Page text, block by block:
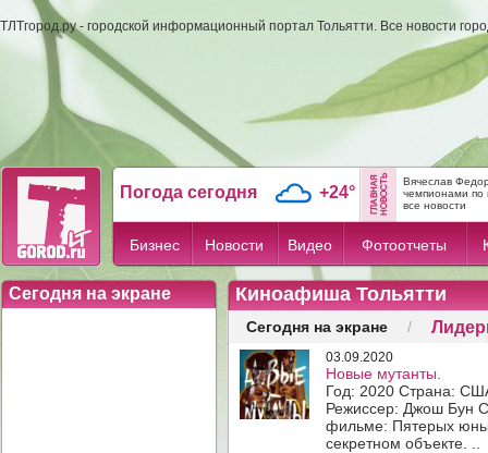
ТЛТгород.ру - городской информационный портал Тольятти. Все новости
Погода сегодня +24°
Вячеслав
чемпионами по
все новости
Бизнес Новости Видео Фотоотчеты
Сегодня на экране Киноафиша Тольятти
Сегодня на экране /
03.09.2020
Новые мутанты.
Год: 2020 Страна:
Режиссер: Джош Бун
фильме: Пятерых
секретном объекте. ..